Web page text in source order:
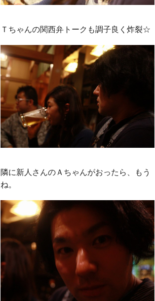
Ｔちゃんの関西弁トークも調子良く炸裂☆
隣に新人さんのＡちゃんがおったら、もう
ね。